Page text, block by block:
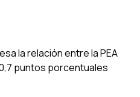
la relación entre la PEA
puntos porcentuales